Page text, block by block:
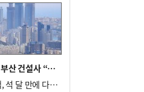
수도권과 다른데 같은 규제…부산 건설사 “쓰러지기 직전”
부산지역 준공 후 미분양 주택, 석 달 만에 다시 3000가구 넘어서